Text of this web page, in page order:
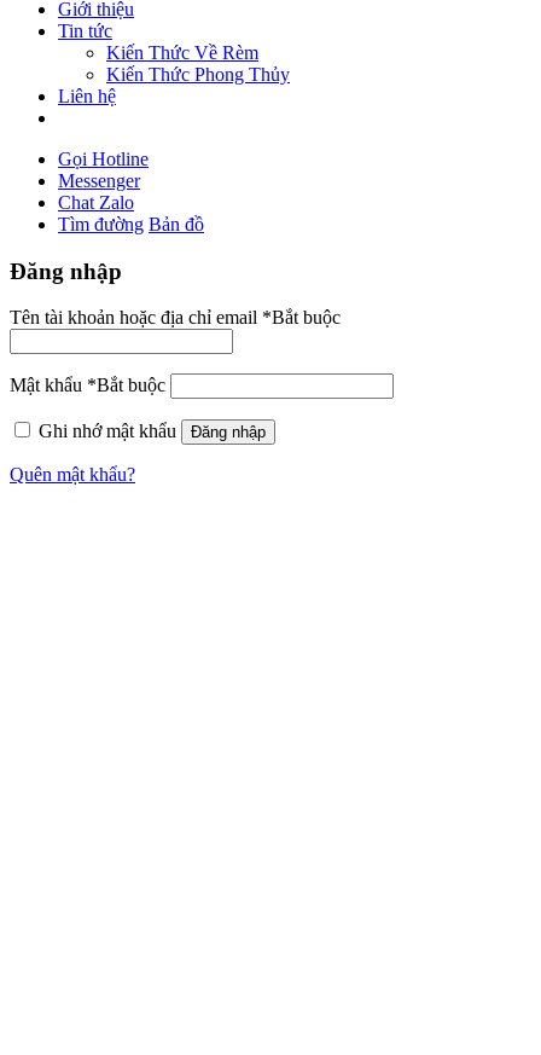
Giới thiệu
Tin tức
Kiến Thức Về Rèm
Kiến Thức Phong Thủy
Liên hệ
Gọi Hotline
Messenger
Chat Zalo
Tìm đường Bản đồ
Đăng nhập
Tên tài khoản hoặc địa chỉ email *Bắt buộc
Mật khẩu *Bắt buộc
Ghi nhớ mật khẩu Đăng nhập
Quên mật khẩu?